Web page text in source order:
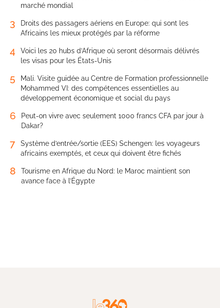
marché mondial
3
Droits des passagers aériens en Europe: qui sont les
Africains les mieux protégés par la réforme
4
Voici les 20 hubs d’Afrique où seront désormais délivrés
les visas pour les États-Unis
5
Mali. Visite guidée au Centre de Formation professionnelle
Mohammed VI: des compétences essentielles au
développement économique et social du pays
6
Peut-on vivre avec seulement 1000 francs CFA par jour à
Dakar?
7
Système d’entrée/sortie (EES) Schengen: les voyageurs
africains exemptés, et ceux qui doivent être fichés
8
Tourisme en Afrique du Nord: le Maroc maintient son
avance face à l’Égypte